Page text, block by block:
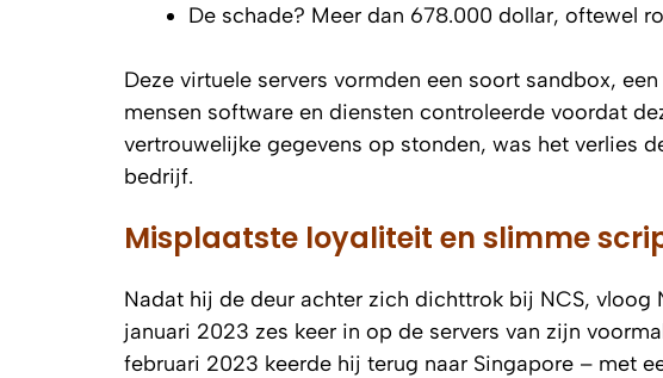
De schade? Meer dan 678.000 dollar, oftewel
Deze virtuele servers vormden een soort sandbox,
mensen software en diensten controleerde voordat
vertrouwelijke gegevens op stonden, was het verlies
bedrijf.
Misplaatste loyaliteit en slimme
Nadat hij de deur achter zich dichttrok bij NCS,
januari 2023 zes keer in op de servers van zijn
februari 2023 keerde hij terug naar Singapore – met